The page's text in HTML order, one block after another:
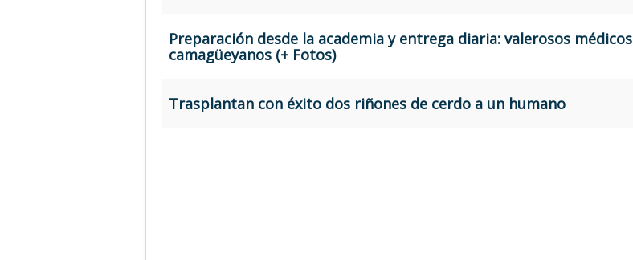
Preparación desde la academia y entrega diaria: valerosos médicos
camagüeyanos (+ Fotos)
Trasplantan con éxito dos riñones de cerdo a un humano